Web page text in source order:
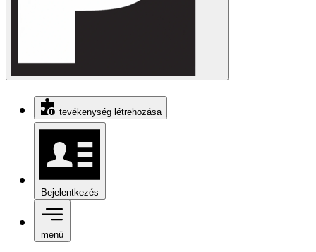
tevékenység létrehozása
Bejelentkezés
menü